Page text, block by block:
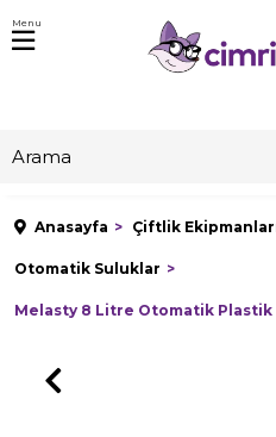
Menu
Anasayfa Çiftlik
Otomatik Suluklar
Melasty 8 Litre Otomatik Plastik